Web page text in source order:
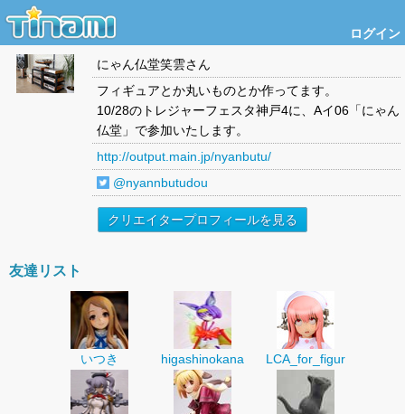
ログイン
にゃん仏堂笑雲さん
フィギュアとか丸いものとか作ってます。
10/28のトレジャーフェスタ神戸4に、Aイ06「にゃん
仏堂」で参加いたします。
http://output.main.jp/nyanbutu/
@nyannbutudou
クリエイタープロフィールを見る
友達リスト
いつき higashinokana LCA_for_figur